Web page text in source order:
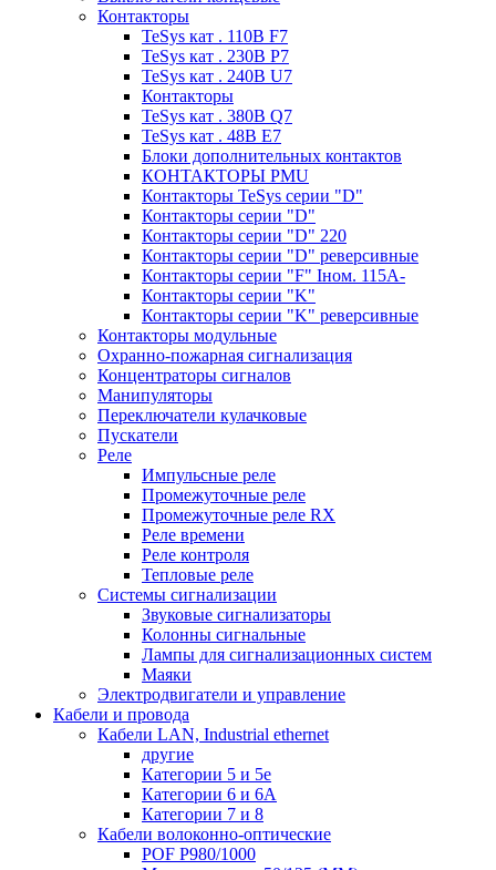
Контакторы
TeSys кат . 110В F7
TeSys кат . 230В P7
TeSys кат . 240В U7
Контакторы
TeSys кат . 380В Q7
TeSys кат . 48В E7
Блоки дополнительных контактов
КОНТАКТОРЫ PMU
Контакторы TeSys серии "D"
Контакторы серии "D"
Контакторы серии "D" 220
Контакторы серии "D" реверсивные
Контакторы серии "F" Iном. 115А-
Контакторы серии "K"
Контакторы серии "K" реверсивные
Контакторы модульные
Охранно-пожарная сигнализация
Концентраторы сигналов
Манипуляторы
Переключатели кулачковые
Пускатели
Реле
Импульсные реле
Промежуточные реле
Промежуточные реле RX
Реле времени
Реле контроля
Тепловые реле
Системы сигнализации
Звуковые сигнализаторы
Колонны сигнальные
Лампы для сигнализационных систем
Маяки
Электродвигатели и управление
Кабели и провода
Кабели LAN, Industrial ethernet
другие
Категории 5 и 5е
Категории 6 и 6A
Категории 7 и 8
Кабели волоконно-оптические
POF P980/1000